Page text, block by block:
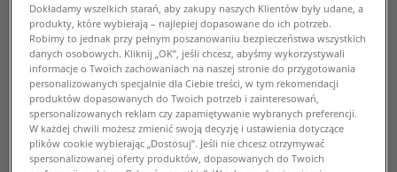
Dokładamy wszelkich starań, aby zakupy naszych Klientów były udane, a
produkty, które wybierają – najlepiej dopasowane do ich potrzeb.
Robimy to jednak przy pełnym poszanowaniu bezpieczeństwa wszystkich
danych osobowych. Kliknij „OK”, jeśli chcesz, abyśmy wykorzystywali
informacje o Twoich zachowaniach na naszej stronie do przygotowania
personalizowanych specjalnie dla Ciebie treści, w tym rekomendacji
produktów dopasowanych do Twoich potrzeb i zainteresowań,
spersonalizowanych reklam czy zapamiętywanie wybranych preferencji.
W każdej chwili możesz zmienić swoją decyzję i ustawienia dotyczące
plików cookie wybierając „Dostosuj”. Jeśli nie chcesz otrzymywać
spersonalizowanej oferty produktów, dopasowanych do Twoich